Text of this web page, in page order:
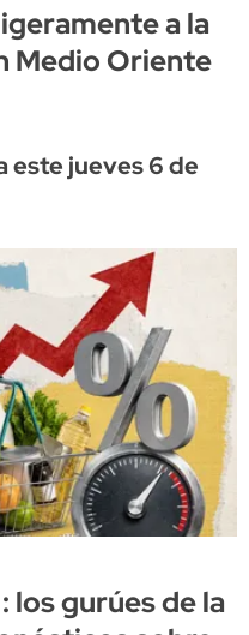
a la
Medio Oriente
este jueves 6 de
los gurúes de la